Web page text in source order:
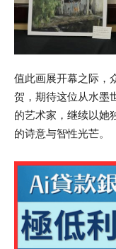
值此画展开幕之际，
贺，期待这位从水墨
的艺术家，继续以她
的诗意与智性光芒。